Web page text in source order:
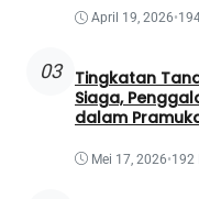
April 19, 2026•
03
Tingkatan
Siaga,
dalam
Mei 17, 2026•192